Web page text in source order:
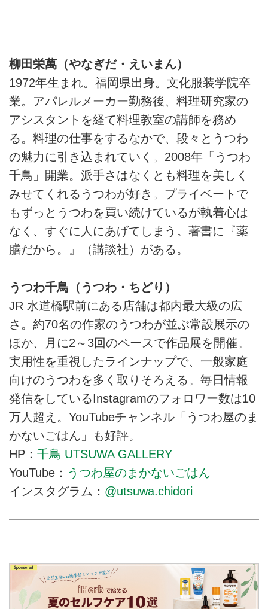
柳田栄萬（やなぎだ・えいまん）
1972年生まれ。福岡県出身。文化服装学院卒
業。アパレルメーカー勤務後、料理研究家の
アシスタントを経て料理教室の講師を務め
る。料理の仕事をするなかで、段々とうつわ
の魅力に引き込まれていく。2008年「うつわ
千鳥」開業。派手さはなくとも料理を美しく
みせてくれるうつわが好き。プライベートで
もずっとうつわを買い続けているが執着心は
なく、すぐに人にあげてしまう。著書に『薬
膳だから。』（講談社）がある。
うつわ千鳥（うつわ・ちどり）
JR 水道橋駅前にある店舗は都内最大級の広
さ。約70名の作家のうつわが並ぶ常設展示の
ほか、月に2～3回のペースで作品展を開催。
実用性を重視したラインナップで、一般家庭
向けのうつわを多く取りそろえる。毎日情報
発信をしているInstagramのフォロワー数は10
万人超え。YouTubeチャンネル「うつわ屋のま
かないごはん」も好評。
HP： 千鳥 UTSUWA GALLERY
YouTube： うつわ屋のまかないごはん
インスタグラム： @utsuwa.chidori